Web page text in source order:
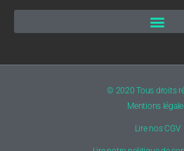
© 2020 Tous droits
Mentions
Lire nos CGV